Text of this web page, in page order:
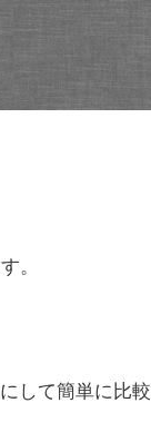
。
して簡単に比較